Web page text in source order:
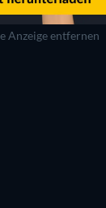
Anzeige entfernen